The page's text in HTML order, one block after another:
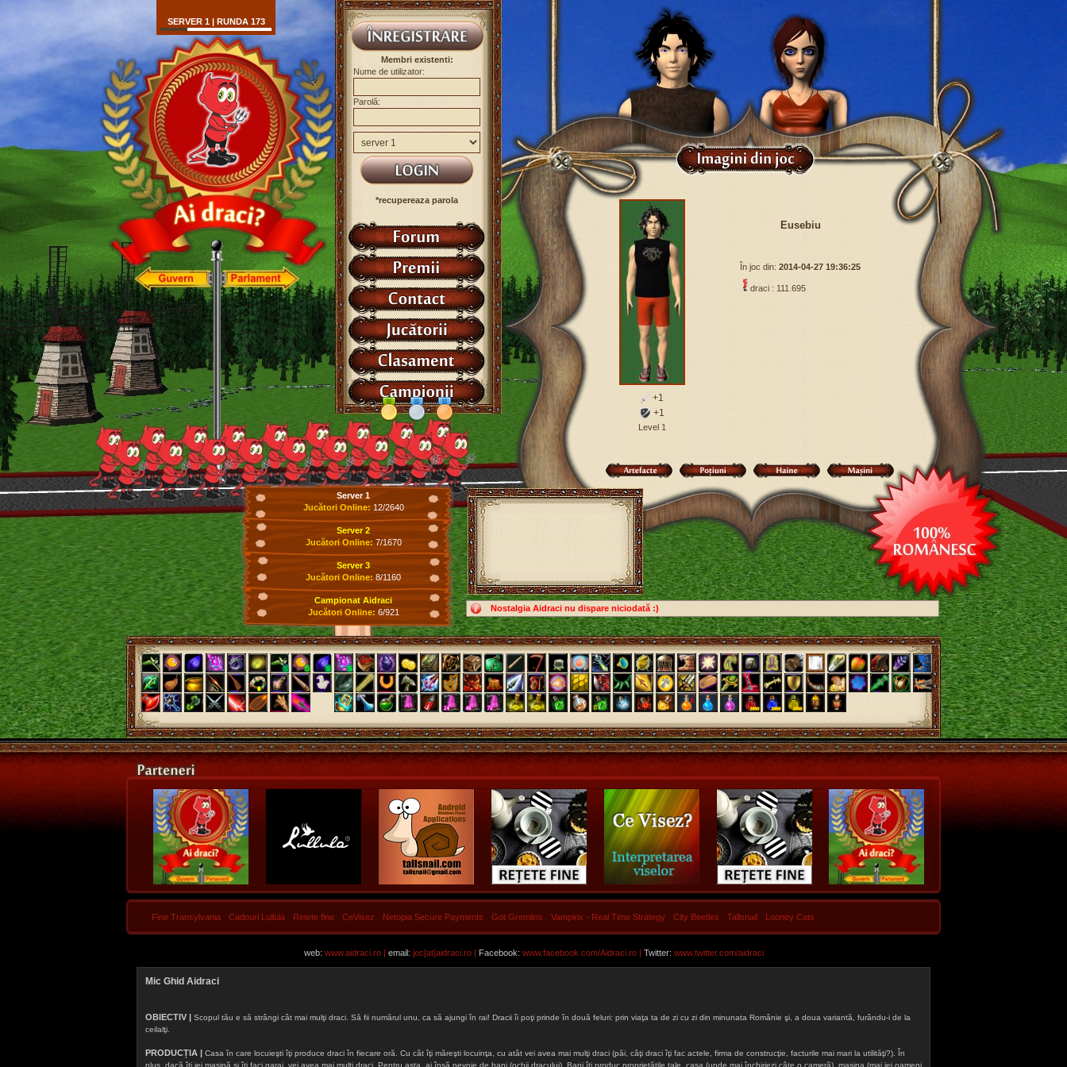
Nostalgia Aidraci nu dispare niciodată :)
SERVER 1 | RUNDA 173
Membri existenti:
Nume de utilizator:
Parolă:
*recupereaza parola
+1
+1
Level 1
Eusebiu
În joc din: 2014-04-27 19:36:25
draci : 111.695
Server 1
Jucători Online: 12/2640
Server 2
Jucători Online: 7/1670
Server 3
Jucători Online: 8/1160
Campionat Aidraci
Jucători Online: 6/921
Fine Transylvania Cadouri Lullula Retete fine CeVisez Netopia Secure Payments Got Gremlins Vampirix - Real Time Strategy City Beetles Tallsnail Looney Cats
web: www.aidraci.ro | email: joc[at]aidraci.ro | Facebook: www.facebook.com/Aidraci.ro| Twitter: www.twitter.com/aidraci
Mic Ghid Aidraci
OBIECTIV | Scopul tău e să strângi cât mai mulţi draci. Să fii numărul unu, ca să ajungi în rai! Dracii îi poţi prinde în două feluri: prin viaţa ta de zi cu zi din minunata Românie şi, a doua variantă, furându-i de la
ceilalţi.
PRODUCȚIA | Casa în care locuieşti îţi produce draci în fiecare oră. Cu cât îţi măreşti locuinţa, cu atât vei avea mai mulţi draci (păi, câţi draci îţi fac actele, firma de construcţie, facturile mai mari la utilităţi?). În
plus, dacă îţi iei maşină şi îţi faci garaj, vei avea mai mulţi draci. Pentru asta, ai însă nevoie de bani (ochii dracului). Bani îţi produc proprietăţile tale, casa (unde mai închiriezi câte o cameră), maşina (mai iei oameni